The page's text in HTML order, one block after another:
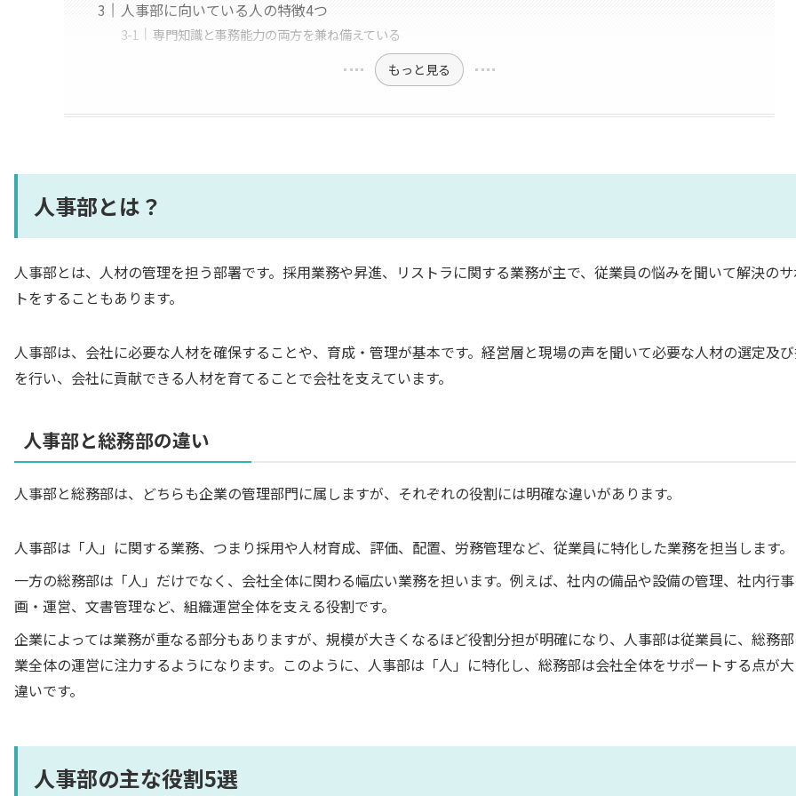
人事部に向いている人の特徴4つ
専門知識と事務能力の両方を兼ね備えている
もっと見る
人事部とは？
人事部とは、人材の管理を担う部署です。採用業務や昇進、リストラに関する業務が主で、従業員の悩みを聞いて解決のサ
トをすることもあります。
人事部は、会社に必要な人材を確保することや、育成・管理が基本です。経営層と現場の声を聞いて必要な人材の選定及
を行い、会社に貢献できる人材を育てることで会社を支えています。
人事部と総務部の違い
人事部と総務部は、どちらも企業の管理部門に属しますが、それぞれの役割には明確な違いがあります。
人事部は「人」に関する業務、つまり採用や人材育成、評価、配置、労務管理など、従業員に特化した業務を担当します。
一方の総務部は「人」だけでなく、会社全体に関わる幅広い業務を担います。例えば、社内の備品や設備の管理、社内行
画・運営、文書管理など、組織運営全体を支える役割です。
企業によっては業務が重なる部分もありますが、規模が大きくなるほど役割分担が明確になり、人事部は従業員に、総務
業全体の運営に注力するようになります。このように、人事部は「人」に特化し、総務部は会社全体をサポートする点が
違いです。
人事部の主な役割5選